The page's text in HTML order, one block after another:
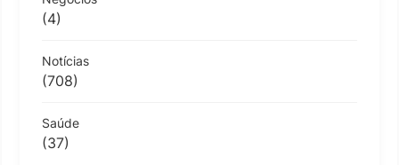
(4)
Notícias
(708)
Saúde
(37)